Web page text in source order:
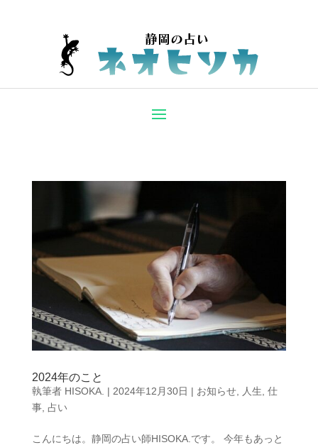
2024年のこと
執筆者 HISOKA. | 2024年12月30日 | お知らせ, 人生 仕
事, 占い
こんにちは。静岡の占い師HISOKA.です。 今年もあっと